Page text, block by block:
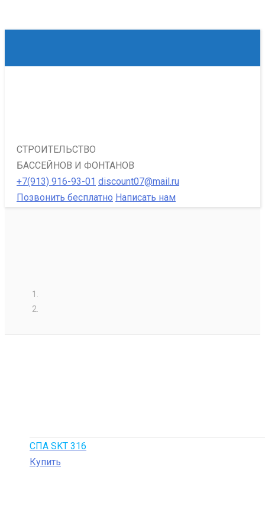
СТРОИТЕЛЬСТВО
БАССЕЙНОВ И ФОНТАНОВ
+7(913) 916-93-01 discount07@mail.ru
Позвонить бесплатно Написать нам
СПА SKT 316
Купить